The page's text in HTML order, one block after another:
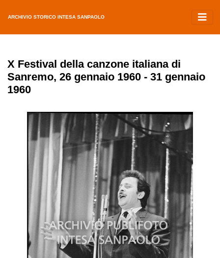
ARCHIVIO STORICO INTESA SANPAOLO
X Festival della canzone italiana di
Sanremo, 26 gennaio 1960 - 31 gennaio
1960